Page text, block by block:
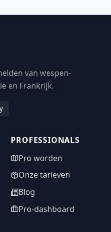
van wespen-
en Frankrijk.
PROFESSIONALS
Pro worden
Onze tarieven
Blog
Pro-dashboard